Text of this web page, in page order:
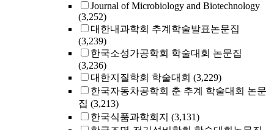
Journal of Microbiology and Biotechnology
(3,252)
대한내과학회 추계학술발표논문집
(3,239)
한국소성가공학회 학술대회 논문집
(3,236)
대한지질학회 학술대회 (3,229)
한국자동차공학회 춘 추계 학술대회 논문
집 (3,213)
한국식품과학회지 (3,131)